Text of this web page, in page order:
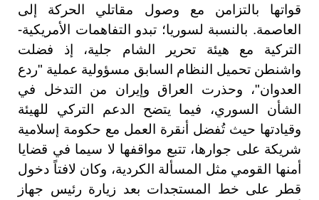
قواتها بالتزامن مع وصول مقاتلي الحركة إلى
العاصمة. بالنسبة لسوريا؛ تبدو التفاهمات الأمريكية-
التركية مع هيئة تحرير الشام جلية، إذ فضلت
واشنطن تحميل النظام السابق مسؤولية عملية "ردع
العدوان"، وحذرت العراق وإيران من التدخل في
الشأن السوري، فيما يتضح الدعم التركي للهيئة
وقيادتها حيث تُفضل أنقرة العمل مع حكومة إسلامية
شريكة على جوارها، تتبع مواقفها لا سيما في قضايا
أمنها القومي مثل المسألة الكردية، وكان لافتاً دخول
قطر على خط المستجدات بعد زيارة رئيس جهاز